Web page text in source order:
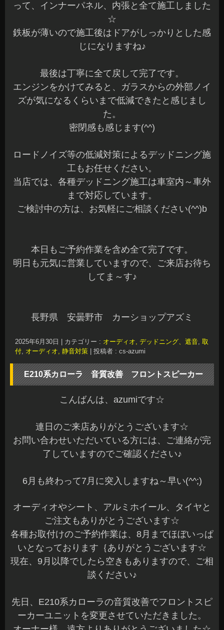
って、インナーパネル、内張と全て施工しました
☆
鉄板が薄いので施工後はドアがしっかりとした感
じになりますね♪
最後は丁寧に全て戻して完了です。
エンジンをかけてみると、ガラスからの外部ノイ
ズが気になるくらいまで低減できたと感じまし
た。
密閉感も感じます(^^)
ロードノイズ等の低減対策によるデッドニング施
工もお任せください。
当店では、各種デッドニング施工は車室内～車外
まで対応しています。
ご検討中の方は、お気軽にご相談ください(^^)b
本日もご予約作業を含め全て完了です。
明日も元気に営業していますので、ご来店お待ち
してま～す♪
長野県 安曇野市 カーショップアズミ
2025年6月30日 カテゴリー : オーディオ, デッドニング、遮音, 取
付, オーディオ, 静音対策 投稿者 : cs-azumi
E210系カローラ 音質改善 フロントスピーカー
こんばんは、azumiです☆
連日のご来店ありがとうございます☆
お問い合わせいただいている方には、ご連絡が完
了していますのでご確認ください♪
6月も終わって7月に突入しますね～早い(^^;)
オーディオやシート、アルミホイール、タイヤと
ご注文もありがとうございます☆
各種お取付けのご予約作業は、8月までほぼいっぱ
いとなっております｛ありがとうございます☆
現在、9月以降でしたら空きもありますので、ご相
談ください♪
先日、E210系カローラの音質改善でフロントスピ
ーカーユニットを変更させていただきました。